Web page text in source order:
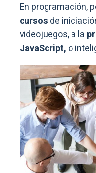
En programación,
cursos de
videojuegos, a la
JavaScript, o